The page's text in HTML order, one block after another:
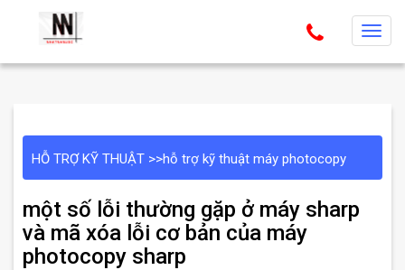
T
HỖ TRỢ KỸ THUẬT >>hỗ trợ kỹ thuật máy photocopy
một số lỗi thường gặp ở máy sharp
và mã xóa lỗi cơ bản của máy
photocopy sharp